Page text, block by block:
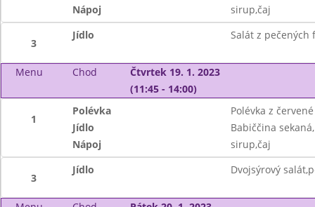
Nápoj
sirup,čaj
3
Jídlo Salát z pečených
Menu Chod
Čtvrtek 19. 1. 2023
(11:45 - 14:00)
1
Polévka
Polévka z
Jídlo
Babiččina
Nápoj
sirup,čaj
3
Jídlo Dvojsýrový